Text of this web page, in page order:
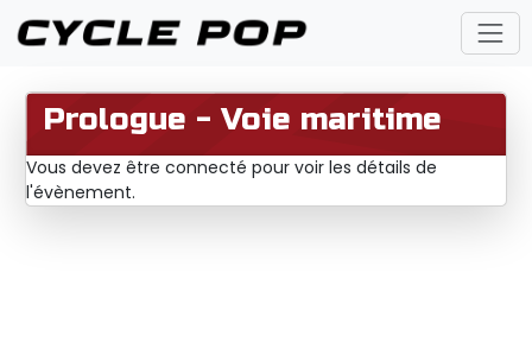
Prologue - Voie maritime
Vous devez être connecté pour voir les détails de
l'évènement.